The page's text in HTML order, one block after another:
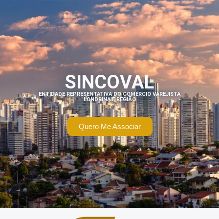
SINCOVAL
ENTIDADE REPRESENTATIVA DO COMÉRCIO VAREJISTA
LONDRINA E REGIÃO
Quero Me Associar